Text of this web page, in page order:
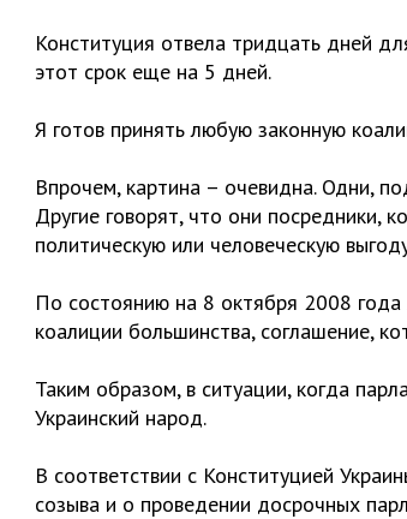
Конституция отвела тридцать дней
этот срок еще на 5 дней.
Я готов принять любую законную
Впрочем, картина – очевидна. Одни,
Другие говорят, что они посредники,
политическую или человеческую
По состоянию на 8 октября 2008
коалиции большинства, соглашение,
Таким образом, в ситуации, когда
Украинский народ.
В соответствии с Конституцией
созыва и о проведении досрочных